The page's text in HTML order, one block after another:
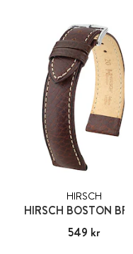
HIRSCH
HIRSCH BOSTON
Pris:549 kr
549 kr